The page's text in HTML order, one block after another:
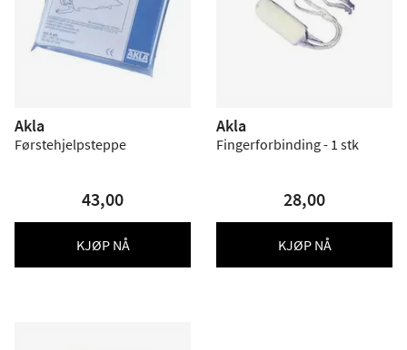
Akla
Førstehjelpsteppe
43,00
KJØP NÅ
Akla
Fingerforbinding - 1 stk
28,00
KJØP NÅ